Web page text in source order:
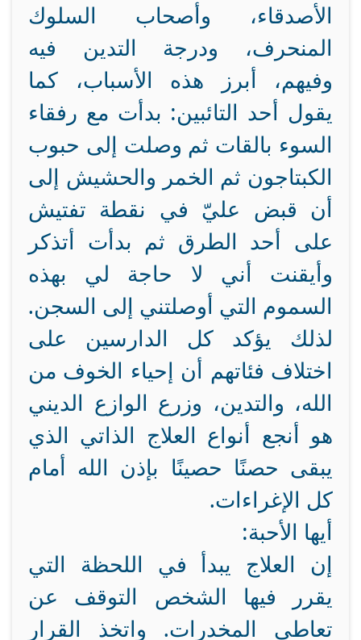
الأصدقاء، وأصحاب السلوك
المنحرف، ودرجة التدين فيه
وفيهم، أبرز هذه الأسباب، كما
يقول أحد التائبين: بدأت مع رفقاء
السوء بالقات ثم وصلت إلى حبوب
الكبتاجون ثم الخمر والحشيش إلى
أن قبض عليّ في نقطة تفتيش
على أحد الطرق ثم بدأت أتذكر
وأيقنت أني لا حاجة لي بهذه
السموم التي أوصلتني إلى السجن.
لذلك يؤكد كل الدارسين على
اختلاف فئاتهم أن إحياء الخوف من
الله، والتدين، وزرع الوازع الديني
هو أنجع أنواع العلاج الذاتي الذي
يبقى حصنًا حصينًا بإذن الله أمام
كل الإغراءات.
أيها الأحبة:
إن العلاج يبدأ في اللحظة التي
يقرر فيها الشخص التوقف عن
تعاطي المخدرات. واتخذ القرار